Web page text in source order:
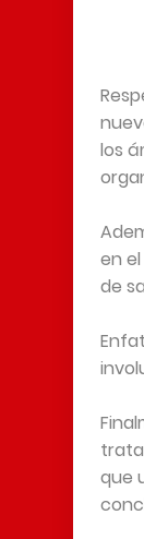
los
en
de
trata
que